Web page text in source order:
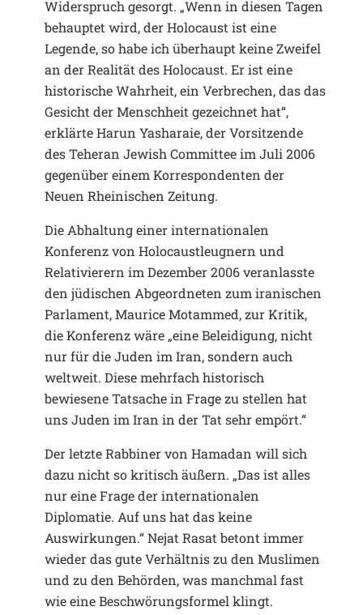
Widerspruch gesorgt. „Wenn in diesen Tagen
behauptet wird, der Holocaust ist eine
Legende, so habe ich überhaupt keine Zweifel
an der Realität des Holocaust. Er ist eine
historische Wahrheit, ein Verbrechen, das das
Gesicht der Menschheit gezeichnet hat“,
erklärte Harun Yasharaie, der Vorsitzende
des Teheran Jewish Committee im Juli 2006
gegenüber einem Korrespondenten der
Neuen Rheinischen Zeitung.
Die Abhaltung einer internationalen
Konferenz von Holocaustleugnern und
Relativierern im Dezember 2006 veranlasste
den jüdischen Abgeordneten zum iranischen
Parlament, Maurice Motammed, zur Kritik,
die Konferenz wäre „eine Beleidigung, nicht
nur für die Juden im Iran, sondern auch
weltweit. Diese mehrfach historisch
bewiesene Tatsache in Frage zu stellen hat
uns Juden im Iran in der Tat sehr empört.“
Der letzte Rabbiner von Hamadan will sich
dazu nicht so kritisch äußern. „Das ist alles
nur eine Frage der internationalen
Diplomatie. Auf uns hat das keine
Auswirkungen.“ Nejat Rasat betont immer
wieder das gute Verhältnis zu den Muslimen
und zu den Behörden, was manchmal fast
wie eine Beschwörungsformel klingt.